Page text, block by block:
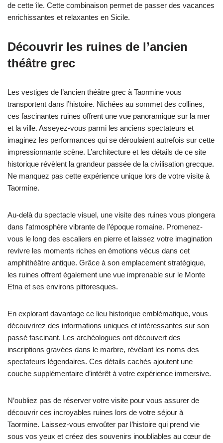
de cette île. Cette combinaison permet de passer des vacances
enrichissantes et relaxantes en Sicile.
Découvrir les ruines de l’ancien
théâtre grec
Les vestiges de l’ancien théâtre grec à Taormine vous
transportent dans l’histoire. Nichées au sommet des collines,
ces fascinantes ruines offrent une vue panoramique sur la mer
et la ville. Asseyez-vous parmi les anciens spectateurs et
imaginez les performances qui se déroulaient autrefois sur cette
impressionnante scène. L’architecture et les détails de ce site
historique révèlent la grandeur passée de la civilisation grecque.
Ne manquez pas cette expérience unique lors de votre visite à
Taormine.
Au-delà du spectacle visuel, une visite des ruines vous plongera
dans l’atmosphère vibrante de l’époque romaine. Promenez-
vous le long des escaliers en pierre et laissez votre imagination
revivre les moments riches en émotions vécus dans cet
amphithéâtre antique. Grâce à son emplacement stratégique,
les ruines offrent également une vue imprenable sur le Monte
Etna et ses environs pittoresques.
En explorant davantage ce lieu historique emblématique, vous
découvrirez des informations uniques et intéressantes sur son
passé fascinant. Les archéologues ont découvert des
inscriptions gravées dans le marbre, révélant les noms des
spectateurs légendaires. Ces détails cachés ajoutent une
couche supplémentaire d’intérêt à votre expérience immersive.
N’oubliez pas de réserver votre visite pour vous assurer de
découvrir ces incroyables ruines lors de votre séjour à
Taormine. Laissez-vous envoûter par l’histoire qui prend vie
sous vos yeux et créez des souvenirs inoubliables au cœur de